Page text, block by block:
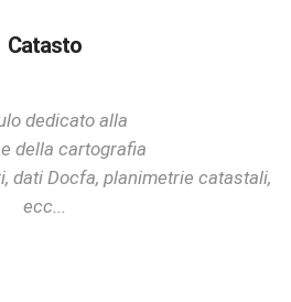
Catasto
dedicato alla
della cartografia
dati Docfa, planimetrie catastali,
ecc...